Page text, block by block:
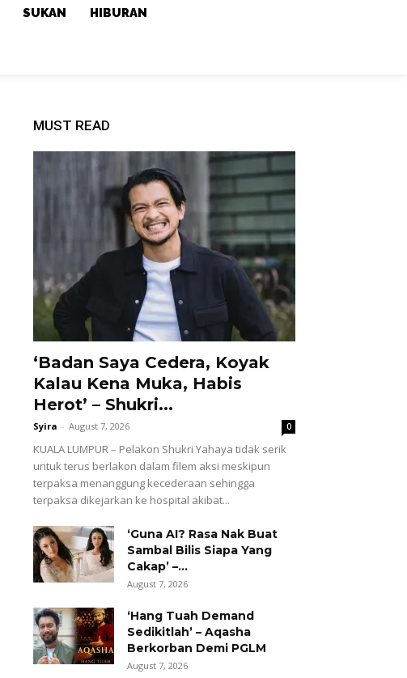
SUKAN
HIBURAN
MUST READ
‘Badan Saya Cedera, Koyak
Kalau Kena Muka, Habis
Herot’ – Shukri...
Syira - August 7, 2026 0
KUALA LUMPUR – Pelakon Shukri Yahaya tidak serik
untuk terus berlakon dalam filem aksi meskipun
terpaksa menanggung kecederaan sehingga
terpaksa dikejarkan ke hospital akibat...
‘Guna AI? Rasa Nak Buat
Sambal Bilis Siapa Yang
Cakap’ –...
August 7, 2026
‘Hang Tuah Demand
Sedikitlah’ – Aqasha
Berkorban Demi PGLM
August 7, 2026